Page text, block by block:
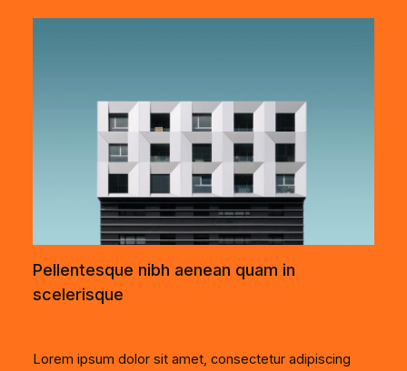
Pellentesque nibh aenean quam in
scelerisque
Lorem ipsum dolor sit amet, consectetur adipiscing